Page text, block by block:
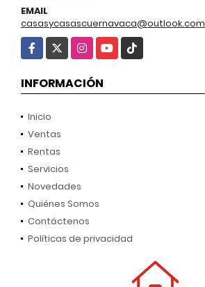
EMAIL
casasycasascuernavaca@outlook.com
Facebook
X Instagram
YouTube
TikTok
INFORMACIÓN
Inicio
Ventas
Rentas
Servicios
Novedades
Quiénes Somos
Contáctenos
Políticas de privacidad